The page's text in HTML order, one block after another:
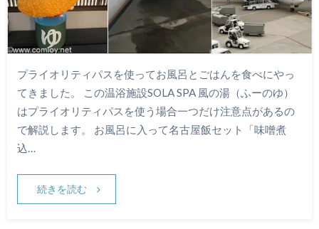
プライオリティパスを使ってお風呂とごはんを食べにやっ
てきました。 この温浴施設SOLA SPA 風の湯（ふーのゆ）
はプライオリティパスを使う場合一つだけ注意点があるの
で解説します。 お風呂に入って名古屋飯セット「味噌煮
込…
続きを読む